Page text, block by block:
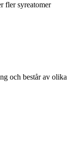
fler syreatomer
och består av olika